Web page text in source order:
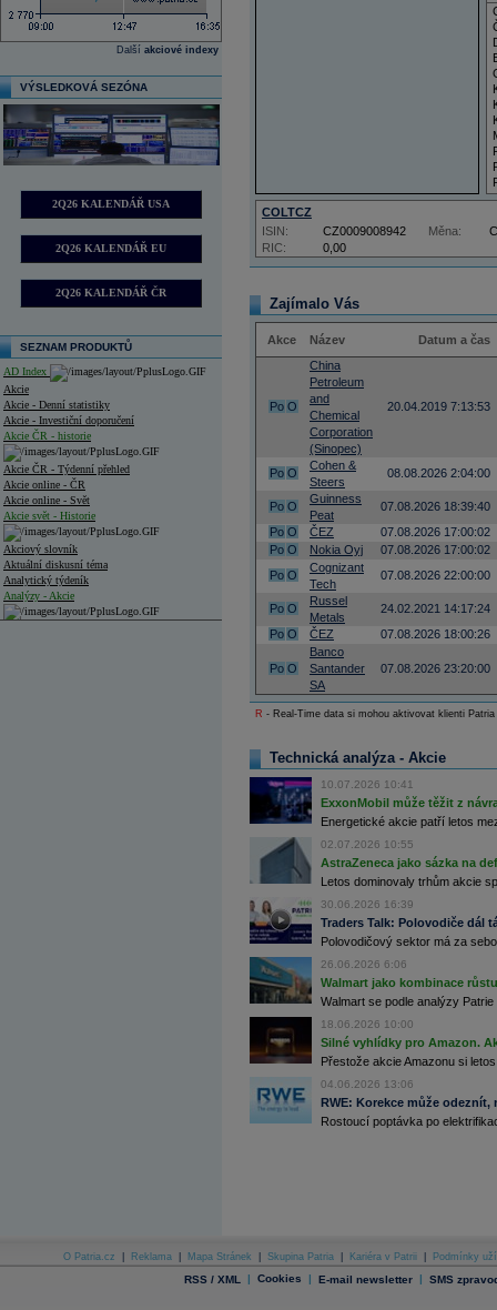
Další akciové indexy
VÝSLEDKOVÁ SEZÓNA
2Q26 KALENDÁŘ USA
2Q26 KALENDÁŘ EU
2Q26 KALENDÁŘ ČR
SEZNAM PRODUKTŮ
AD Index
Akcie
Akcie - Denní statistiky
Akcie - Investiční doporučení
Akcie ČR - historie
Akcie ČR - Týdenní přehled
Akcie online - ČR
Akcie online - Svět
Akcie svět - Historie
Akciový slovník
Aktuální diskusní téma
Analytický týdeník
Analýzy - Akcie
Databanka - Ceny
COLTCZ
RIC: 0,00
ISIN: CZ0009008942 Měna:
Zajímalo Vás
Akce Název Datum a čas
Po O
China
Petroleum
and
Chemical
Corporation
(Sinopec)
20.04.2019 7:13:53
Po O
Cohen &
Steers
08.08.2026 2:04:00
Po O
Guinness
Peat
07.08.2026 18:39:40
Po O ČEZ
07.08.2026 17:00:02
Po O Nokia Oyj
07.08.2026 17:00:02
Po O
Cognizant
Tech
07.08.2026 22:00:00
Po O
Russel
Metals
24.02.2021 14:17:24
Po O ČEZ 07.08.2026 18:00:26
Po O
Banco
Santander
SA
07.08.2026 23:20:00
R - Real-Time data si mohou aktivovat klienti
Technická analýza - Akcie
10.07.2026 10:41
ExxonMobil může těžit z
Energetické akcie patří letos
02.07.2026 10:55
AstraZeneca jako sázka na
Letos dominovaly trhům akcie
30.06.2026 16:39
Traders Talk: Polovodiče dál
Polovodičový sektor má za
26.06.2026 6:06
Walmart jako kombinace
Walmart se podle analýzy
18.06.2026 10:00
Silné vyhlídky pro Amazon.
Přestože akcie Amazonu si
04.06.2026 13:06
RWE: Korekce může
Rostoucí poptávka po
O Patria.cz Reklama Mapa Stránek Skupina Patria Kariéra v Patrii Podmínky
RSS / XML | Cookies | E-mail newsletter | SMS